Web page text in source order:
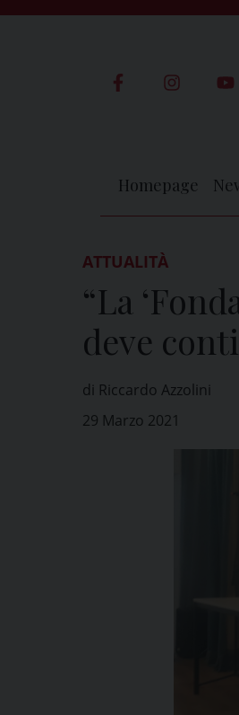
Homepage
ATTUALITÀ
“La
deve
di Riccardo Azzolini
29 Marzo 2021